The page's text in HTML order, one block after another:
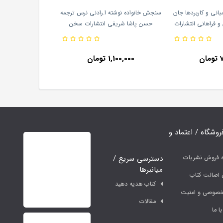
و کاربردها جان
فراهانی انتشارات
سنجش خانواده نوشته ا.رادنی نرس ترجمه
حسن پاشا شریفی انتشارات سخن
1,100,000 تومان
/ اعتماد و
فروش نشریات
اصالت کتاب
و امنیت
ما
دسترسی سریع /
میانبرها
کتاب هدیه دهید
مقالات